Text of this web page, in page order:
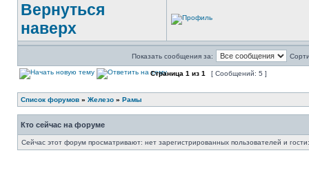
Вернуться
наверх
Показать сообщения за:
Страница 1 из 1 [ Сообщений: 5 ]
Список форумов » Железо » Рамы
Кто сейчас на форуме
Сейчас этот форум просматривают: нет зарегистрированных пользователей и